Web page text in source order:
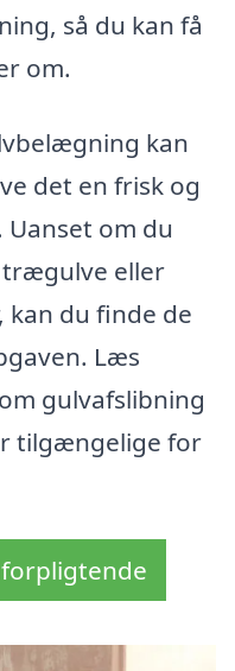
så du kan få
om.
kan
det en frisk og
om du
eller
du finde de
Læs
gulvafslibning
tilgængelige for